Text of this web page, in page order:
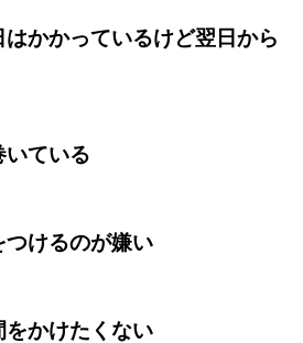
かかっているけど翌日から
ている
けるのが嫌い
かけたくない